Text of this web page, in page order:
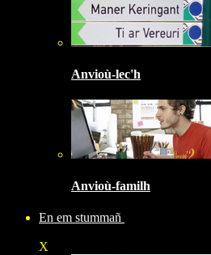
Anvioù-lec'h
Anvioù-familh
En em stummañ
X